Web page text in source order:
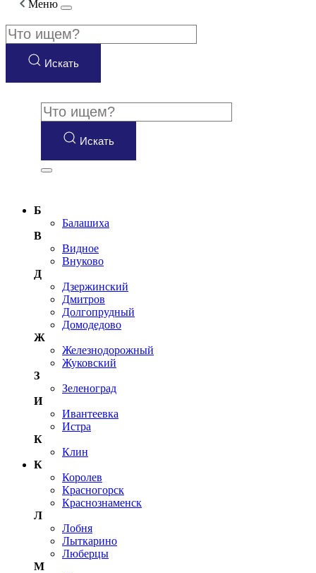
Меню
Искать
Искать
Б
Балашиха
В
Видное
Внуково
Д
Дзержинский
Дмитров
Долгопрудный
Домодедово
Ж
Железнодорожный
Жуковский
З
Зеленоград
И
Ивантеевка
Истра
К
Клин
К
Королев
Красногорск
Краснознаменск
Л
Лобня
Лыткарино
Люберцы
М